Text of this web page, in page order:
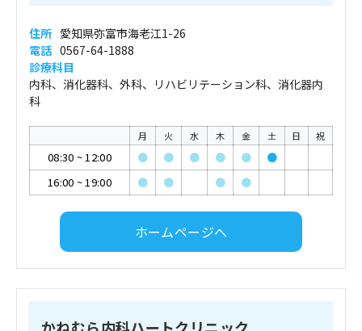
住所 愛知県弥富市海老江1-26
電話 0567-64-1888
診療科目
内科、消化器科、外科、リハビリテーション科、消化器内
科
月 火 水 木 金 土 日 祝
08:30 ~12:00 ● ● ● ● ●
●
16:00 ~19:00 ● ● ● ●
ホームページへ